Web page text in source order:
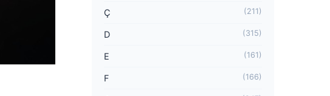
Ç (211)
D (315)
E (161)
F (166)